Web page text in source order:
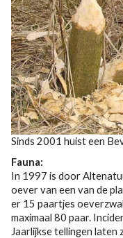
Sinds 2001 huist een
Fauna:
In 1997 is door
oever van een van de
er 15 paartjes
maximaal 80 paar.
Jaarlijkse tellingen